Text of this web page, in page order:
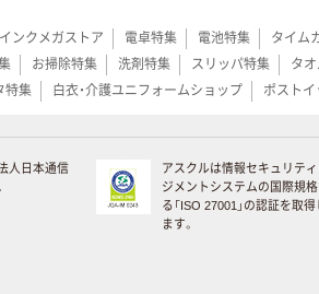
インクメガストア 電卓特集 電池特集 タイム
お掃除特集 洗剤特集 スリッパ特集 タ
特集 白衣・介護ユニフォームショップ ポスト
人日本通信
アスクルは情報セキュリテ
ジメントシステムの国際規
る「ISO 27001」の認証を取
ます。